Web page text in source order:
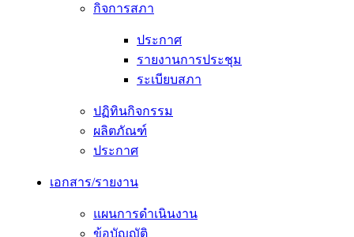
กิจการสภา
ประกาศ
รายงานการประชุม
ระเบียบสภา
ปฏิทินกิจกรรม
ผลิตภัณฑ์
ประกาศ
เอกสาร/รายงาน
แผนการดำเนินงาน
ข้อบัญญัติ